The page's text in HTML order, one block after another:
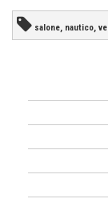
salone, nautico,